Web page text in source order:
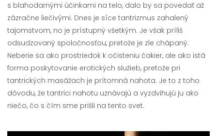
s blahodarnými účinkami na telo, dalo by sa povedať až
zázračne liečivými. Dnes je síce tantrizmus zahalený
tajomstvom, no je prístupný všetkým. Je však príliš
odsudzovaný spoločnosťou, pretože je zle chápaný.
Neberie sa ako prostriedok k očisteniu čakier, ale ako istá
forma poskytovanie erotických služieb, pretože pri
tantrických masážach je prítomná nahota. Je to z toho
dôvodu, že tantrici nahotu uznávajú a vyzdvihujú ju ako
niečo, čo s čím sme prišli na tento svet.